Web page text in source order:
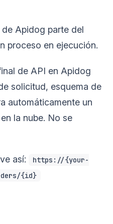
Apidog parte del
proceso en ejecución.
de API en Apidog
solicitud, esquema de
automáticamente un
la nube. No se
así:
https://{your-
{id}